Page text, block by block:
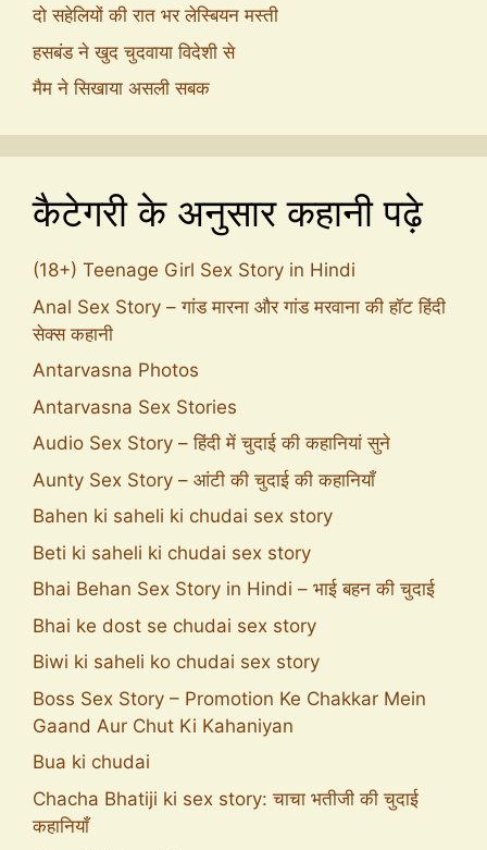
दो सहेलियों की रात भर लेस्बियन मस्ती
हसबंड ने खुद चुदवाया विदेशी से
मैम ने सिखाया असली सबक
कैटेगरी के अनुसार कहानी पढ़े
(18+) Teenage Girl Sex Story in Hindi
Anal Sex Story – गांड मारना और गांड मरवाना की हॉट हिंदी
सेक्स कहानी
Antarvasna Photos
Antarvasna Sex Stories
Audio Sex Story – हिंदी में चुदाई की कहानियां सुने
Aunty Sex Story – आंटी की चुदाई की कहानियाँ
Bahen ki saheli ki chudai sex story
Beti ki saheli ki chudai sex story
Bhai Behan Sex Story in Hindi – भाई बहन की चुदाई
Bhai ke dost se chudai sex story
Biwi ki saheli ko chudai sex story
Boss Sex Story – Promotion Ke Chakkar Mein
Gaand Aur Chut Ki Kahaniyan
Bua ki chudai
Chacha Bhatiji ki sex story: चाचा भतीजी की चुदाई
कहानियाँ